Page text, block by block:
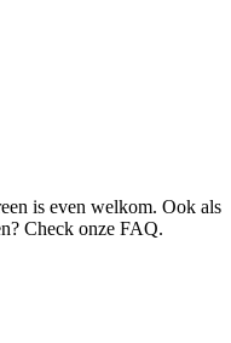
is even welkom. Ook als
Check onze FAQ.